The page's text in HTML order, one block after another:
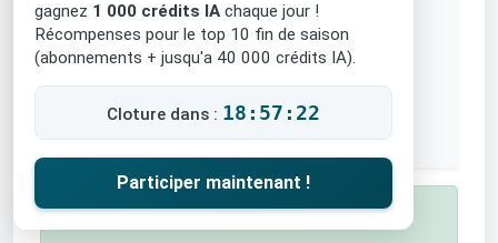
Meta AI
Qwen AI
✅ Course Terminée !
gagnez 1 000 crédits IA chaque jour !
Récompenses pour le top 10 fin de saison
(abonnements + jusqu'a 40 000 crédits IA).
Cloture dans : 18:57:21
Participer maintenant !